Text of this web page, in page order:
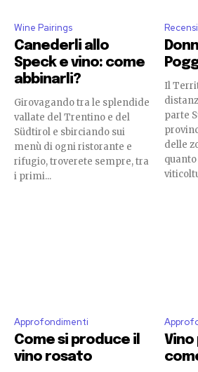
Wine Pairings
Canederli allo
Speck e vino: come
abbinarli?
Girovagando tra le splendide
vallate del Trentino e del
Südtirol e sbirciando sui
menù di ogni ristorante e
rifugio, troverete sempre, tra
i primi...
Il
parte
delle
Approfondimenti
Come si produce il
vino rosato
Vino